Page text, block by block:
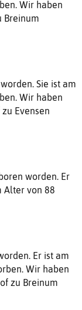
Wir haben
Breinum
Sie ist am
Wir haben
Evensen
worden. Er
Alter von 88
Er ist am
Wir haben
zu Breinum